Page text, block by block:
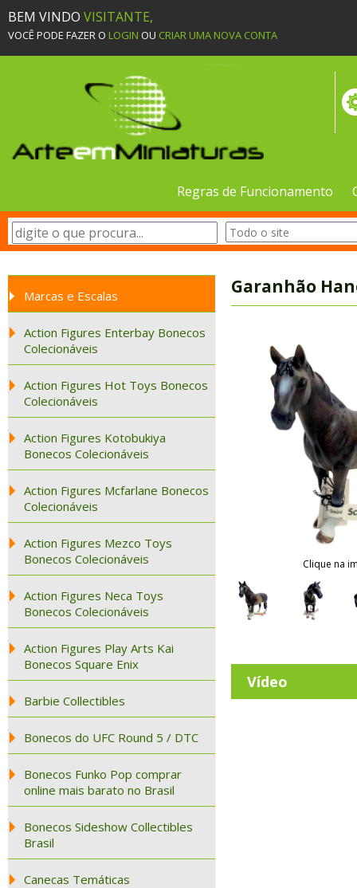
BEM VINDO VISITANTE,
VOCÊ PODE FAZER O LOGIN OU CRIAR UMA NOVA CONTA
Regras de Funcionamento
Marcas e Escalas
Action Figures Enterbay Bonecos
Colecionáveis
Action Figures Hot Toys Bonecos
Colecionáveis
Action Figures Kotobukiya
Bonecos Colecionáveis
Action Figures Mcfarlane Bonecos
Colecionáveis
Action Figures Mezco Toys
Bonecos Colecionáveis
Action Figures Neca Toys
Bonecos Colecionáveis
Action Figures Play Arts Kai
Bonecos Square Enix
Barbie Collectibles
Bonecos do UFC Round 5 / DTC
Bonecos Funko Pop comprar
online mais barato no Brasil
Bonecos Sideshow Collectibles
Brasil
Canecas Temáticas
Garanhão
Clique na
Vídeo